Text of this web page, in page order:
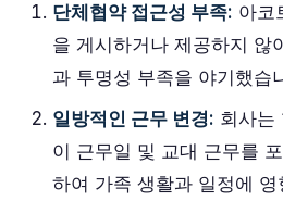
단체협약 접근성 부족: 아코
을 게시하거나 제공하지 않
과 투명성 부족을 야기했습
일방적인 근무 변경: 회사는
이 근무일 및 교대 근무를
하여 가족 생활과 일정에 영